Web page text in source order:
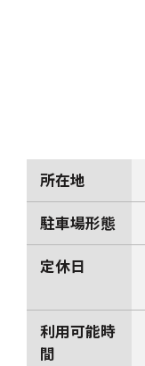
所在地
駐車場形態
定休日
利用可能時
間